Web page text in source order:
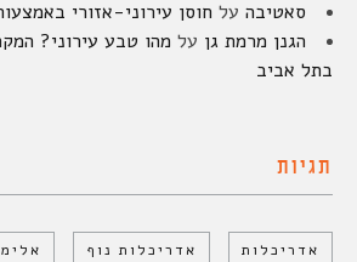
סאטיבה על חוסן עירוני-אזורי
הגנן מרמת גן על מהו טבע עירוני?
בתל אביב
תגיות
אדריכלות אדריכלות נוף